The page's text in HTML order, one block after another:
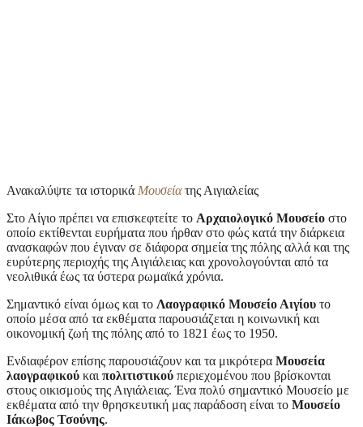
Ανακαλύψτε τα ιστορικά Μουσείατης Αιγιαλείας
Στο Αίγιο πρέπει να επισκεφτείτε το Αρχαιολογικό Μουσείο στο
οποίο εκτίθενται ευρήματα που ήρθαν στο φώς κατά την διάρκεια
ανασκαφών που έγιναν σε διάφορα σημεία της πόλης αλλά και της
ευρύτερης περιοχής της Αιγιάλειας και χρονολογούνται από τα
νεολιθικά έως τα ύστερα ρωμαϊκά χρόνια.
Σημαντικό είναι όμως και το Λαογραφικό Μουσείο Αιγίου το
οποίο μέσα από τα εκθέματα παρουσιάζεται η κοινωνική και
οικονομική ζωή της πόλης από το 1821 έως το 1950.
Ενδιαφέρον επίσης παρουσιάζουν και τα μικρότερα Μουσεία
λαογραφικού και πολιτιστικού περιεχομένου που βρίσκονται
στους οικισμούς της Αιγιάλειας. Ένα πολύ σημαντικό Μουσείο με
εκθέματα από την θρησκευτική μας παράδοση είναι το Μουσείο
Ιάκωβος Τσούνης.